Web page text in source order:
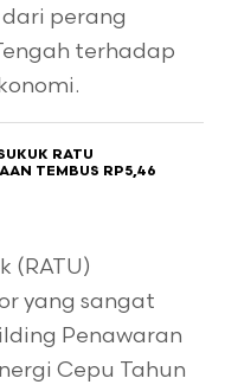
perang
terhadap
RATU
TEMBUS RP5,46
(RATU)
yang sangat
Penawaran
Cepu Tahun